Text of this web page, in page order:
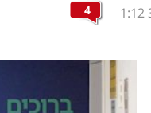
1:12
4